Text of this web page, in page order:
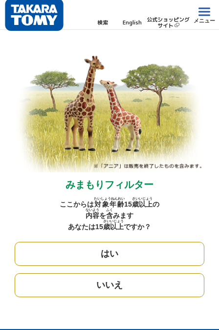
検索 English 公式ショッピング
サイト
メニュー
みまもりフィルター
ここからは対象年齢
たいしょうねんれい
15歳
さい
以上
いじょう
の
内容
ないよう
を含
ふく
みます
あなたは15歳
さい
以上
いじょう
ですか？
はい
いいえ